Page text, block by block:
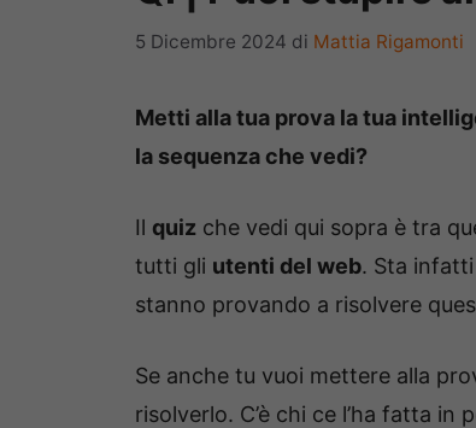
5 Dicembre 2024 di Mattia Rigamonti
Metti alla tua prova la tua
la sequenza che vedi?
Il quiz che vedi qui sopra è tra
tutti gli utenti del web. Sta
stanno provando a risolvere
Se anche tu vuoi mettere alla
risolverlo. C’è chi ce l’ha fatta